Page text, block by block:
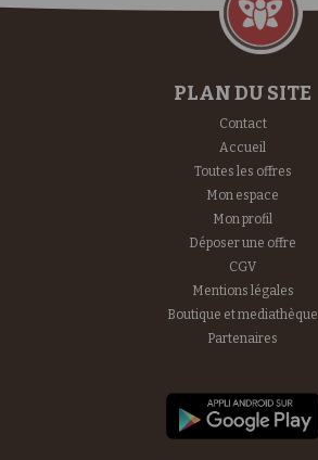
PLAN DU SITE
Contact
Accueil
Toutes les offres
Mon espace
Mon profil
Déposer une offre
CGV
Mentions légales
Boutique et mediathèque
Partenaires